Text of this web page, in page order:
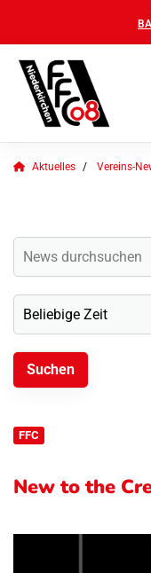
Aktuelles Vereins-
FFC
New to the